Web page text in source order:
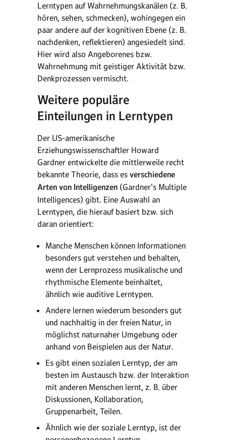
Lerntypen auf Wahrnehmungskanälen (z. B.
hören, sehen, schmecken), wohingegen ein
paar andere auf der kognitiven Ebene (z. B.
nachdenken, reflektieren) angesiedelt sind.
Hier wird also Angeborenes bzw.
Wahrnehmung mit geistiger Aktivität bzw.
Denkprozessen vermischt.
Weitere populäre
Einteilungen in Lerntypen
Der US-amerikanische
Erziehungswissenschaftler Howard
Gardner entwickelte die mittlerweile recht
bekannte Theorie, dass es verschiedene
Arten von Intelligenzen (Gardner's Multiple
Intelligences) gibt. Eine Auswahl an
Lerntypen, die hierauf basiert bzw. sich
daran orientiert:
Manche Menschen können Informationen
besonders gut verstehen und behalten,
wenn der Lernprozess musikalische und
rhythmische Elemente beinhaltet,
ähnlich wie auditive Lerntypen.
Andere lernen wiederum besonders gut
und nachhaltig in der freien Natur, in
möglichst naturnaher Umgebung oder
anhand von Beispielen aus der Natur.
Es gibt einen sozialen Lerntyp, der am
besten im Austausch bzw. der Interaktion
mit anderen Menschen lernt, z. B. über
Diskussionen, Kollaboration,
Gruppenarbeit, Teilen.
Ähnlich wie der soziale Lerntyp, ist der